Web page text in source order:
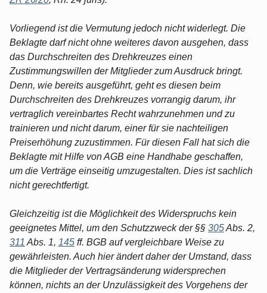
Vorliegend ist die Vermutung jedoch nicht widerlegt. Die
Beklagte darf nicht ohne weiteres davon ausgehen, dass
das Durchschreiten des Drehkreuzes einen
Zustimmungswillen der Mitglieder zum Ausdruck bringt.
Denn, wie bereits ausgeführt, geht es diesen beim
Durchschreiten des Drehkreuzes vorrangig darum, ihr
vertraglich vereinbartes Recht wahrzunehmen und zu
trainieren und nicht darum, einer für sie nachteiligen
Preiserhöhung zuzustimmen. Für diesen Fall hat sich die
Beklagte mit Hilfe von AGB eine Handhabe geschaffen,
um die Verträge einseitig umzugestalten. Dies ist sachlich
nicht gerechtfertigt.
Gleichzeitig ist die Möglichkeit des Widerspruchs kein
geeignetes Mittel, um den Schutzzweck der §§ 305Abs. 2,
311 Abs. 1, 145 ff. BGB auf vergleichbare Weise zu
gewährleisten. Auch hier ändert daher der Umstand, dass
die Mitglieder der Vertragsänderung widersprechen
können, nichts an der Unzulässigkeit des Vorgehens der